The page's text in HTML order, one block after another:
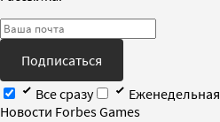
Подписаться
Все сразу
Еженедельная
Новости Forbes Games